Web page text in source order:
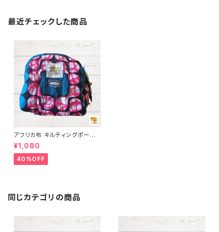
最近チェックした商品
アフリカ布 キルティングポーチ
アフリカンプリント パーニュ カ
ンガ キテンゲ トートバッグ エコ
バッグ ギニア フェアトレード IN
UWALIAFRICA
¥1,080
40%OFF
同じカテゴリの商品